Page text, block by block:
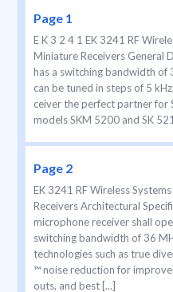
Page 1
E K 3 2 4 1 EK 3241 RF
Miniature Receivers General
has a switching bandwidth of
can be tuned in steps of 5
ceiver the perfect partner for
models SKM 5200 and SK
Page 2
EK 3241 RF Wireless
Receivers Architectural
microphone receiver shall
switching bandwidth of 36
technologies such as true
™ noise reduction for
outs, and best [...]